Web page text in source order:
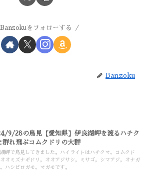
Banzokuをフォローする
Banzoku
9/28の鳥見【愛知県】伊良湖岬を渡るハチク
群れ飛ぶコムクドリの大群
岬で鳥見してきました。ハイライトはハチクマ，コムクド
オオミズナギドリ，オオアジサシ，ミサゴ，シマアジ，オナガ
ハシビロガモ，マガモです。